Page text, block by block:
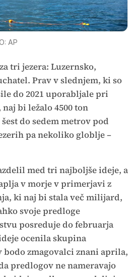
AP
tri jezera: Luzernsko,
Prav v slednjem, ki so
do 2021 uporabljale pri
bi ležalo 4500 ton
do sedem metrov pod
pa nekoliko globlje –
med tri najboljše ideje, a
v morje v primerjavi z
ki naj bi stala več milijard,
svoje predloge
posreduje do februarja
ocenila skupina
bodo zmagovalci znani aprila,
predlogov ne nameravajo